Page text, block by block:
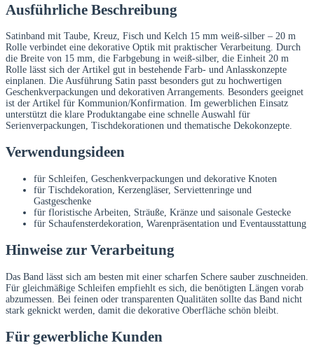
Ausführliche Beschreibung
Satinband mit Taube, Kreuz, Fisch und Kelch 15 mm weiß-silber – 20 m
Rolle verbindet eine dekorative Optik mit praktischer Verarbeitung. Durch
die Breite von 15 mm, die Farbgebung in weiß-silber, die Einheit 20 m
Rolle lässt sich der Artikel gut in bestehende Farb- und Anlasskonzepte
einplanen. Die Ausführung Satin passt besonders gut zu hochwertigen
Geschenkverpackungen und dekorativen Arrangements. Besonders geeignet
ist der Artikel für Kommunion/Konfirmation. Im gewerblichen Einsatz
unterstützt die klare Produktangabe eine schnelle Auswahl für
Serienverpackungen, Tischdekorationen und thematische Dekokonzepte.
Verwendungsideen
für Schleifen, Geschenkverpackungen und dekorative Knoten
für Tischdekoration, Kerzengläser, Serviettenringe und
Gastgeschenke
für floristische Arbeiten, Sträuße, Kränze und saisonale Gestecke
für Schaufensterdekoration, Warenpräsentation und Eventausstattung
Hinweise zur Verarbeitung
Das Band lässt sich am besten mit einer scharfen Schere sauber zuschneiden.
Für gleichmäßige Schleifen empfiehlt es sich, die benötigten Längen vorab
abzumessen. Bei feinen oder transparenten Qualitäten sollte das Band nicht
stark geknickt werden, damit die dekorative Oberfläche schön bleibt.
Für gewerbliche Kunden